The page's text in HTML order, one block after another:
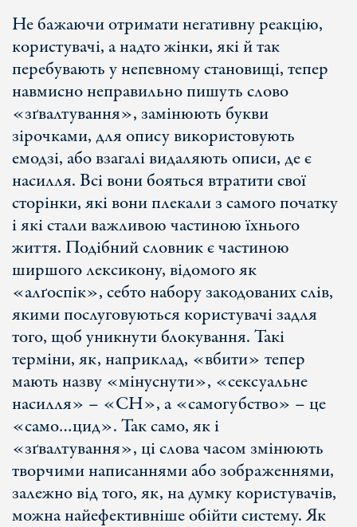
Не бажаючи отримати негативну реакцію,
користувачі, а надто жінки, які й так
перебувають у непевному становищі, тепер
навмисно неправильно пишуть слово
«зґвалтування», замінюють букви
зірочками, для опису використовують
емодзі, або взагалі видаляють описи, де є
насилля. Всі вони бояться втратити свої
сторінки, які вони плекали з самого початку
і які стали важливою частиною їхнього
життя. Подібний словник є частиною
ширшого лексикону, відомого як
«алґоспік», себто набору закодованих слів,
якими послуговуються користувачі задля
того, щоб уникнути блокування. Такі
терміни, як, наприклад, «вбити» тепер
мають назву «мінуснути», «сексуальне
насилля» – «СН», а «самогубство» – це
«само…цид». Так само, як і
«зґвалтування», ці слова часом змінюють
творчими написаннями або зображеннями,
залежно від того, як, на думку користувачів,
можна найефективніше обійти систему. Як